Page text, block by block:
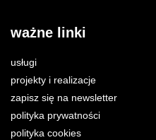
ważne linki
usługi
projekty i realizacje
zapisz się na newsletter
polityka prywatności
polityka cookies